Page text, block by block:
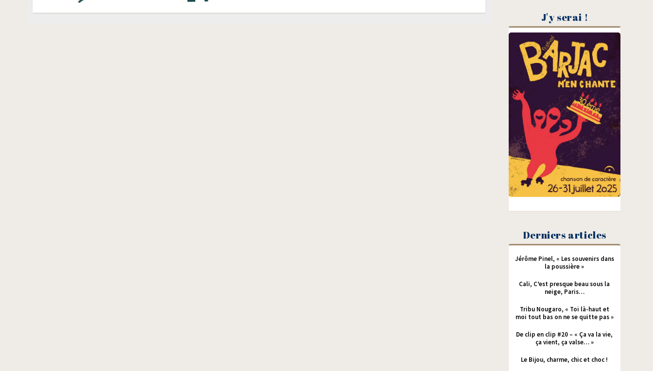
J'y serai !
Derniers articles
Jérôme Pinel, « Les souvenirs dans
la poussière »
Cali, C’est presque beau sous la
neige, Paris…
Tribu Nougaro, « Toi là-haut et
moi tout bas on ne se quitte pas »
De clip en clip #20 – « Ça va la vie,
ça vient, ça valse… »
Le Bijou, charme, chic et choc !